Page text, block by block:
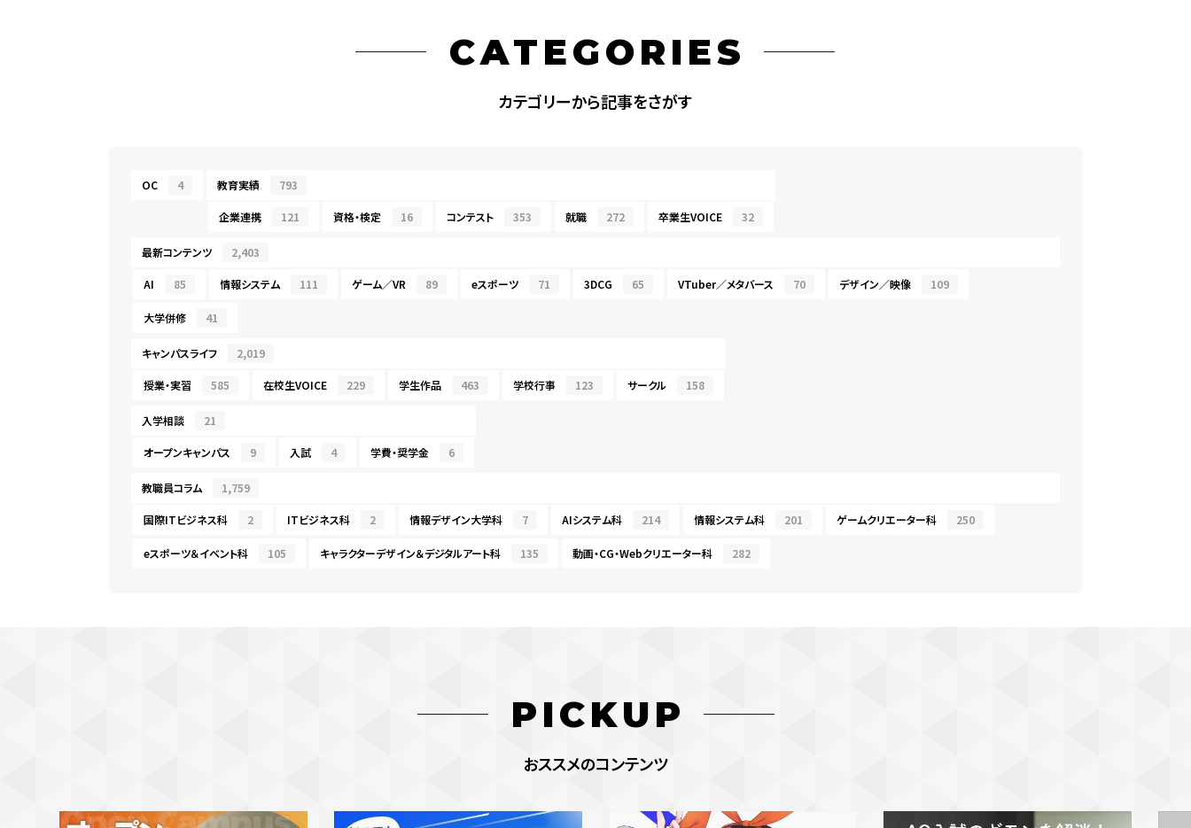
CATEGORIES
カテゴリーから記事をさがす
OC 4 教育実績 793
企業連携 121 資格・検定 16 コンテスト 353 就職 272 卒業生VOICE 32
最新コンテンツ 2,403
AI 85 情報システム 111 ゲーム／VR 89 eスポーツ 71 3DCG 65 VTuber／メタバース 70 デザイン／映像 109
大学併修 41
キャンパスライフ 2,019
授業・実習 585 在校生VOICE 229 学生作品 463 学校行事 123 サークル 158
入学相談 21
オープンキャンパス 9 入試 4 学費・奨学金 6
教職員コラム 1,759
国際ITビジネス科 2 ITビジネス科 2 情報デザイン大学科 7 AIシステム科 214 情報システム科 201 ゲームクリエーター科 250
eスポーツ＆イベント科 105 キャラクターデザイン＆デジタルアート科 135 動画・CG・Webクリエーター科 282
PICKUP
おススメのコンテンツ